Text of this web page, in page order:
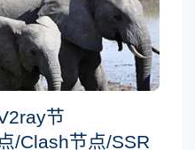
节
/Clash节点/SSR